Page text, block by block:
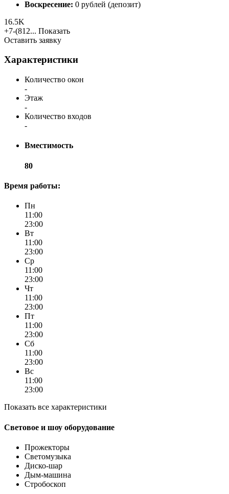
Воскресение: 0 рублей (депозит)
16.5K
+7-(812... Показать
Оставить заявку
Характеристики
Количество окон
-
Этаж
-
Количество входов
-
Вместимость
80
Время работы:
Пн
11:00
23:00
Вт
11:00
23:00
Ср
11:00
23:00
Чт
11:00
23:00
Пт
11:00
23:00
Сб
11:00
23:00
Вс
11:00
23:00
Показать все характеристики
Световое и шоу оборудование
Прожекторы
Светомузыка
Диско-шар
Дым-машина
Стробоскоп